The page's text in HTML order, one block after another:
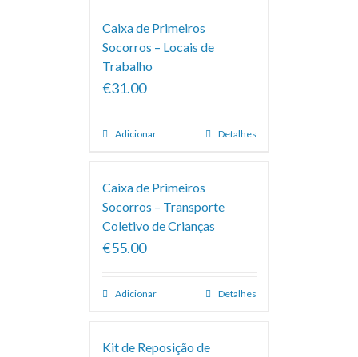
Caixa de Primeiros
Socorros – Locais de
Trabalho
€31.00
Adicionar Detalhes
Caixa de Primeiros
Socorros – Transporte
Coletivo de Crianças
€55.00
Adicionar Detalhes
Kit de Reposição de